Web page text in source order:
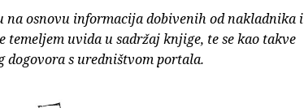
na osnovu informacija dobivenih od nakladnika i
temeljem uvida u sadržaj knjige, te se kao takve
dogovora s uredništvom portala.